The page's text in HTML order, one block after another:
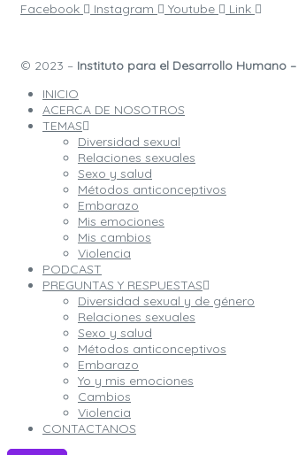
Facebook Instagram Youtube
Link
© 2023 – Instituto para el Desarrollo Humano
INICIO
ACERCA DE NOSOTROS
TEMAS
Diversidad sexual
Relaciones sexuales
Sexo y salud
Métodos anticonceptivos
Embarazo
Mis emociones
Mis cambios
Violencia
PODCAST
PREGUNTAS Y RESPUESTAS
Diversidad sexual y de género
Relaciones sexuales
Sexo y salud
Métodos anticonceptivos
Embarazo
Yo y mis emociones
Cambios
Violencia
CONTACTANOS